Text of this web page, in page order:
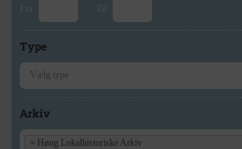
Fra Til
Type
Arkiv
× Høng Lokalhistoriske Arkiv